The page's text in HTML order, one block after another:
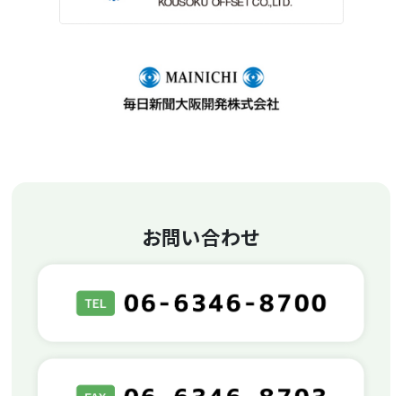
お問い合わせ